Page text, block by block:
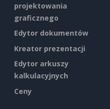
projektowania
graficznego
Edytor dokumentów
Kreator prezentacji
Edytor arkuszy
kalkulacyjnych
Ceny